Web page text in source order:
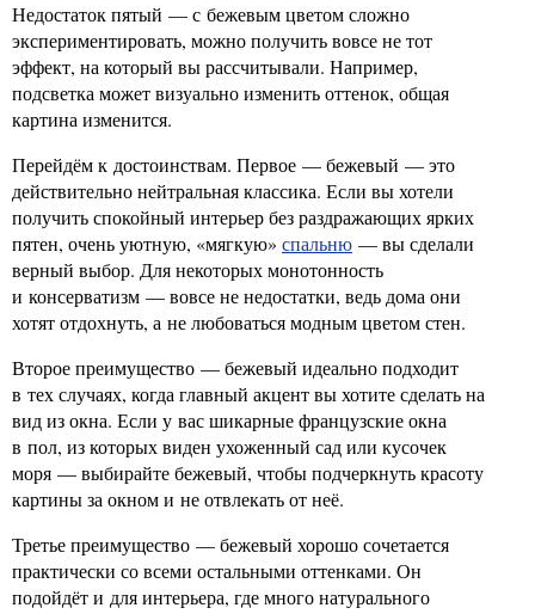
Недостаток пятый — с бежевым цветом сложно
экспериментировать, можно получить вовсе не тот
эффект, на который вы рассчитывали. Например,
подсветка может визуально изменить оттенок, общая
картина изменится.
Перейдём к достоинствам. Первое — бежевый — это
действительно нейтральная классика. Если вы хотели
получить спокойный интерьер без раздражающих ярких
пятен, очень уютную, «мягкую» спальню — вы сделали
верный выбор. Для некоторых монотонность
и консерватизм — вовсе не недостатки, ведь дома они
хотят отдохнуть, а не любоваться модным цветом стен.
Второе преимущество — бежевый идеально подходит
в тех случаях, когда главный акцент вы хотите сделать на
вид из окна. Если у вас шикарные французские окна
в пол, из которых виден ухоженный сад или кусочек
моря — выбирайте бежевый, чтобы подчеркнуть красоту
картины за окном и не отвлекать от неё.
Третье преимущество — бежевый хорошо сочетается
практически со всеми остальными оттенками. Он
подойдёт и для интерьера, где много натурального